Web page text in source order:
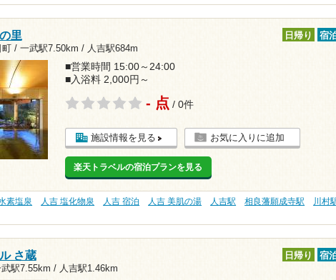
里
町 / 一武駅7.50km / 人吉駅684m
日帰り 宿
■営業時間 15:00～24:00
■入浴料 2,000円～
- 点 / 0件
施設情報を見る お気に入りに追加
楽天トラベルの宿泊プランを見る
素塩泉 人吉 塩化物泉 人吉 宿泊 人吉 美肌の湯 人吉駅 相良藩願成寺駅
川村
さ蔵
駅7.55km / 人吉駅1.46km
日帰り 宿